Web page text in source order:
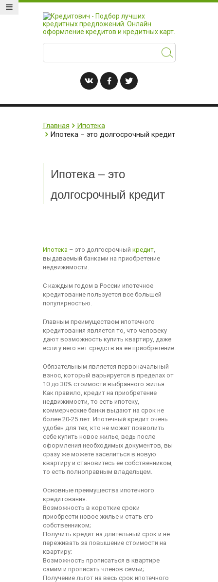
Главная
Ипотека
Ипотека – это долгосрочный кредит
Ипотека – это
долгосрочный кредит
Ипотека– это долгосрочный кредит,
выдаваемый банками на приобретение
недвижимости.
С каждым годом в России ипотечное
кредитование пользуется все большей
популярностью.
Главным преимуществом ипотечного
кредитования является то, что человеку
дают возможность купить квартиру, даже
если у него нет средств на ее приобретение.
Обязательным является первоначальный
взнос, который варьируется в пределах от
10 до 30% стоимости выбранного жилья.
Как правило, кредит на приобретение
недвижимости, то есть ипотеку,
коммерческие банки выдают на срок не
более 20-25 лет. Ипотечный кредит очень
удобен для тех, кто не может позволить
себе купить новое жилье, ведь после
оформления необходимых документов, вы
сразу же можете заселиться в новую
квартиру и становитесь ее собственником,
то есть полноправным владельцем.
Основные преимущества ипотечного
кредитования:
Возможность в короткие сроки
приобрести новое жилье и стать его
собственником;
Получить кредит на длительный срок и не
переживать за повышение стоимости на
квартиру;
Возможность прописаться в квартире
самим и прописать членов семьи;
Получение льгот на весь срок ипотечного